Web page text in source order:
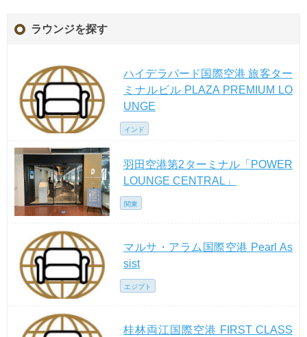
ラウンジを探す
ハイデラバード国際空港 旅客ター
ミナルビル PLAZA PREMIUM LO
UNGE
インド
羽田空港第2ターミナル「POWER
LOUNGE CENTRAL」
関東
マルサ・アラム国際空港 Pearl As
sist
エジプト
桂林両江国際空港 FIRST CLASS